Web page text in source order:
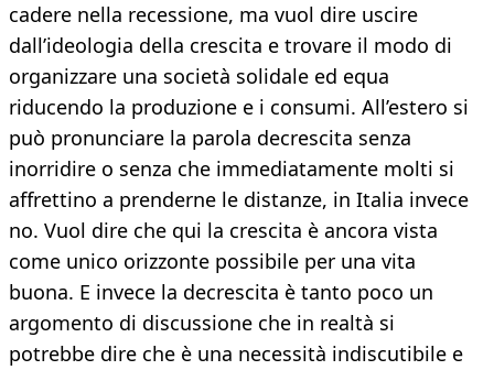
cadere nella recessione, ma vuol dire uscire
dall’ideologia della crescita e trovare il modo di
organizzare una società solidale ed equa
riducendo la produzione e i consumi. All’estero si
può pronunciare la parola decrescita senza
inorridire o senza che immediatamente molti si
affrettino a prenderne le distanze, in Italia invece
no. Vuol dire che qui la crescita è ancora vista
come unico orizzonte possibile per una vita
buona. E invece la decrescita è tanto poco un
argomento di discussione che in realtà si
potrebbe dire che è una necessità indiscutibile e